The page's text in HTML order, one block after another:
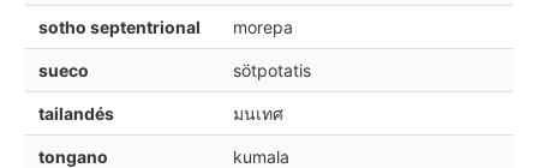
sotho septentrional morepa
sueco sötpotatis
tailandés มนเทศ
tongano kumala